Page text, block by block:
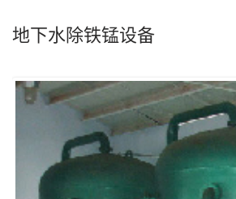
地下水除铁锰设备